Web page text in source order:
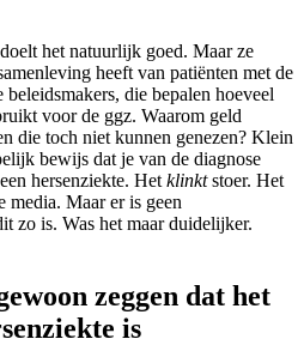
het natuurlijk goed. Maar ze
heeft van patiënten met de
die bepalen hoeveel
voor de ggz. Waarom geld
die toch niet kunnen genezen? Klein
bewijs dat je van de diagnose
hersenziekte. Het klinktstoer. Het
media. Maar er is geen
zo is. Was het maar duidelijker.
zeggen dat het
is